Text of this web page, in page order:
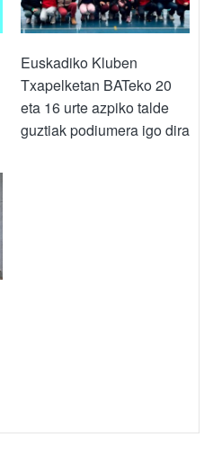
Euskadiko Kluben
Txapelketan BATeko 20
eta 16 urte azpiko talde
guztiak podiumera igo dira